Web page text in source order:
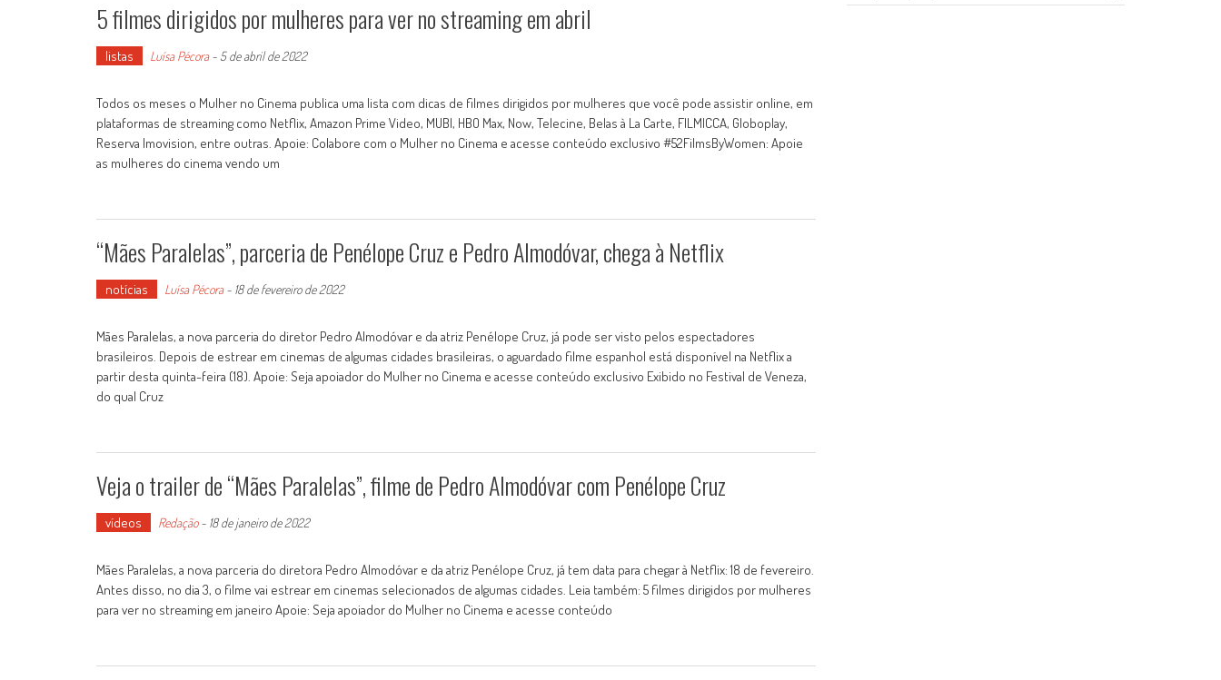
5 filmes dirigidos por mulheres para ver no streaming em abril
listas Luísa Pécora- 5 de abril de 2022
Todos os meses o Mulher no Cinema publica uma lista com dicas de filmes dirigidos por mulheres que você pode assistir online, em
plataformas de streaming como Netflix, Amazon Prime Video, MUBI, HBO Max, Now, Telecine, Belas à La Carte, FILMICCA, Globoplay,
Reserva Imovision, entre outras. Apoie: Colabore com o Mulher no Cinema e acesse conteúdo exclusivo #52FilmsByWomen: Apoie
as mulheres do cinema vendo um
“Mães Paralelas”, parceria de Penélope Cruz e Pedro Almodóvar, chega à Netflix
notícias Luísa Pécora- 18 de fevereiro de 2022
Mães Paralelas, a nova parceria do diretor Pedro Almodóvar e da atriz Penélope Cruz, já pode ser visto pelos espectadores
brasileiros. Depois de estrear em cinemas de algumas cidades brasileiras, o aguardado filme espanhol está disponível na Netflix a
partir desta quinta-feira (18). Apoie: Seja apoiador do Mulher no Cinema e acesse conteúdo exclusivo Exibido no Festival de Veneza,
do qual Cruz
Veja o trailer de “Mães Paralelas”, filme de Pedro Almodóvar com Penélope Cruz
vídeos Redação- 18 de janeiro de 2022
Mães Paralelas, a nova parceria do diretora Pedro Almodóvar e da atriz Penélope Cruz, já tem data para chegar à Netflix: 18 de fevereiro.
Antes disso, no dia 3, o filme vai estrear em cinemas selecionados de algumas cidades. Leia também: 5 filmes dirigidos por mulheres
para ver no streaming em janeiro Apoie: Seja apoiador do Mulher no Cinema e acesse conteúdo